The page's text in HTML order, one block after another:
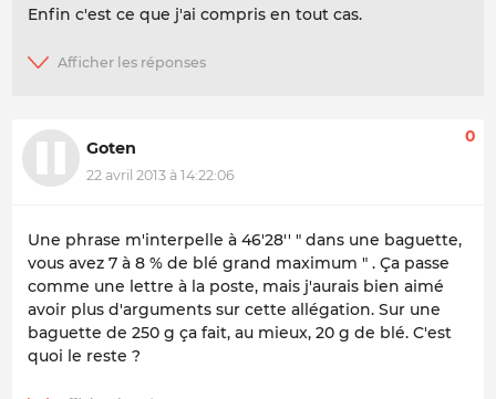
Enfin c'est ce que j'ai compris en tout cas.
Goten
22 avril 2013 à 14:22:06
0
Une phrase m'interpelle à 46'28'' " dans une baguette,
vous avez 7 à 8 % de blé grand maximum " . Ça passe
comme une lettre à la poste, mais j'aurais bien aimé
avoir plus d'arguments sur cette allégation. Sur une
baguette de 250 g ça fait, au mieux, 20 g de blé. C'est
quoi le reste ?